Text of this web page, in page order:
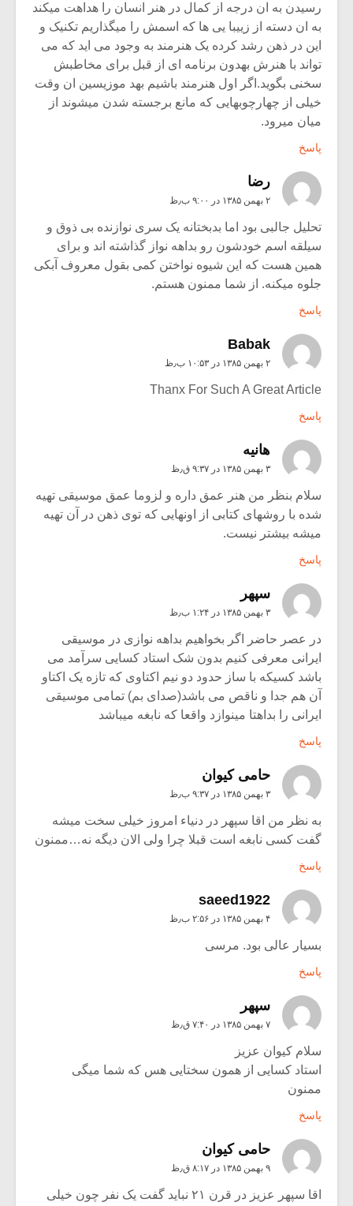
رسیدن به ان درجه از کمال در هنر انسان را هداهت میکند
به ان دسته از زییبا یی ها که اسمش را میگذاریم تکنیک و
این در ذهن رشد کرده یک هنرمند به وجود می اید که می
تواند با هنرش بهدون برنامه ای از قبل برای مخاطبش
سخنی بگوید.اگر اول هنرمند باشیم بهد موزیسین ان وقت
خیلی از چهارچوبهایی که مانع برجسته شدن میشوند از
میان میرود.
پاسخ
رضا
۲ بهمن ۱۳۸۵ در ۹:۰۰ ب٫ظ
تحلیل جالبی بود اما بدبختانه یک سری نوازنده بی ذوق و
سیلقه اسم خودشون رو بداهه نواز گذاشته اند و برای
همین هست که این شیوه نواختن کمی بقول معروف آبکی
جلوه میکنه. از شما ممنون هستم.
پاسخ
Babak
۲ بهمن ۱۳۸۵ در ۱۰:۵۳ ب٫ظ
Thanx For Such A Great Article
پاسخ
هانیه
۳ بهمن ۱۳۸۵ در ۹:۳۷ ق٫ظ
سلام بنظر من هنر عمق داره و لزوما عمق موسیقی تهیه
شده با روشهای کتابی از اونهایی که توی ذهن در آن تهیه
میشه بیشتر نیست.
پاسخ
سپهر
۳ بهمن ۱۳۸۵ در ۱:۲۴ ب٫ظ
در عصر حاضر اگر بخواهیم بداهه نوازی در موسیقی
ایرانی معرفی کنیم بدون شک استاد کسایی سرآمد می
باشد کسیکه با ساز حدود دو نیم اکتاوی که تازه یک اکتاو
آن هم جدا و ناقص می باشد(صدای بم) تمامی موسیقی
ایرانی را بداهتا مینوازد واقعا که نابغه میباشد
پاسخ
حامی کیوان
۳ بهمن ۱۳۸۵ در ۹:۳۷ ب٫ظ
به نظر من اقا سپهر در دنیاء امروز خیلی سخت میشه
گفت کسی نابغه است قبلا چرا ولی الان دیگه نه…ممنون
پاسخ
saeed1922
۴ بهمن ۱۳۸۵ در ۲:۵۶ ب٫ظ
بسیار عالی بود. مرسی
پاسخ
سپهر
۷ بهمن ۱۳۸۵ در ۷:۴۰ ق٫ظ
سلام کیوان عزیز
استاد کسایی از همون سختایی هس که شما میگی
ممنون
پاسخ
حامی کیوان
۹ بهمن ۱۳۸۵ در ۸:۱۷ ق٫ظ
اقا سپهر عزیز در قرن ۲۱ نباید گفت یک نفر چون خیلی